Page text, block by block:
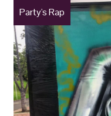
Party's Rap